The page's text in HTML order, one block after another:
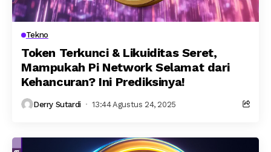
Tekno
Token Terkunci & Likuiditas Seret,
Mampukah Pi Network Selamat dari
Kehancuran? Ini Prediksinya!
Derry Sutardi 13:44 Agustus 24, 2025